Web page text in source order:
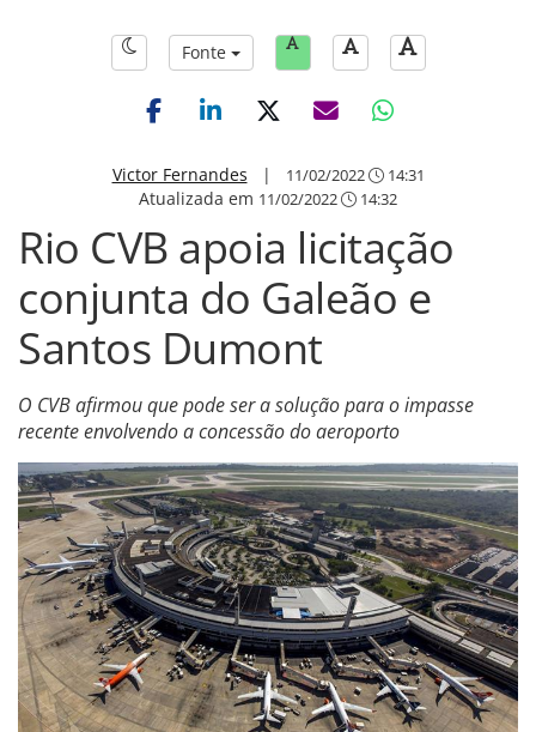
Fonte
Victor Fernandes | 11/02/2022 14:31
Atualizada em 11/02/2022 14:32
Rio CVB apoia licitação
conjunta do Galeão e
Santos Dumont
O CVB afirmou que pode ser a solução para o impasse
recente envolvendo a concessão do aeroporto